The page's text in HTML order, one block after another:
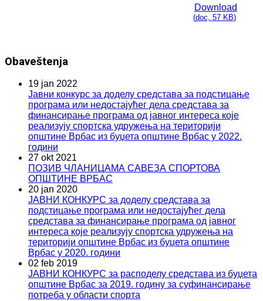
Download
(doc, 57 KB)
Obaveštenja
19 jan 2022
Јавни конкурс за доделу средстава за подстицање
програма или недостајућег дела средстава за
финансирање програма од јавног интереса које
реализују спортска удружења на територији
општине Врбас из буџета општине Врбас у 2022.
години
27 okt 2021
ПОЗИВ ЧЛАНИЦАМА САВЕЗА СПОРТОВА
ОПШТИНЕ ВРБАС
20 jan 2020
ЈАВНИ КОНКУРС за доделу средстава за
подстицање програма или недостајућег дела
средстава за финансирање програма од јавног
интереса које реализују спортска удружења на
територији општине Врбас из буџета општине
Врбас у 2020. години
02 feb 2019
ЈАВНИ КОНКУРС за расподелу средстава из буџета
општине Врбас за 2019. годину за суфинансирање
потреба у области спортa